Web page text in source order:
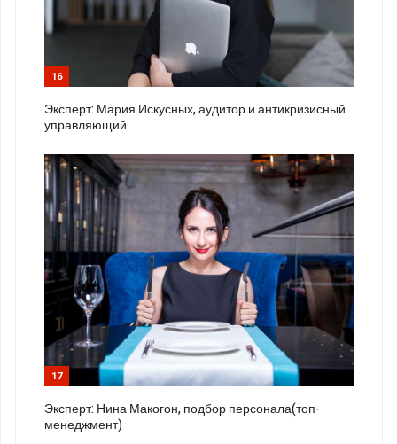
16
Эксперт: Мария Искусных, аудитор и антикризисный
управляющий
17
Эксперт: Нина Макогон, подбор персонала(топ-
менеджмент)